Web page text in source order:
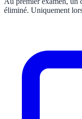
éliminé. Uniquement